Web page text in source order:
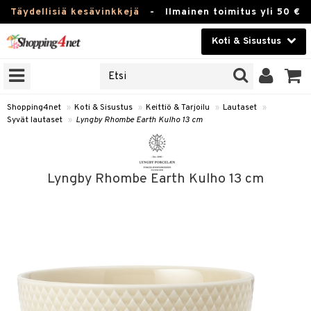
Täydellisiä kesävinkkejä - Ilmainen toimitus yli 50 €
Koti & Sisustus
Kauneudenhoito
Piilolinssit
Tuotemerkkejä
Kampanjat
Shopping4net » Koti & Sisustus » Keittiö & Tarjoilu » Lautaset »
Syvät lautaset » Lyngby Rhombe Earth Kulho 13 cm
Lyngby Rhombe Earth Kulho 13 cm
Karahvit
Tee & Espresso